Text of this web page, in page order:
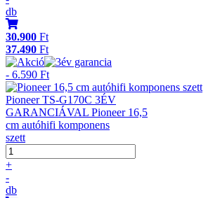
db
30.900 Ft
37.490 Ft
- 6.590 Ft
Pioneer TS-G170C 3ÉV
GARANCIÁVAL Pioneer 16,5
cm autóhifi komponens
szett
+
-
db